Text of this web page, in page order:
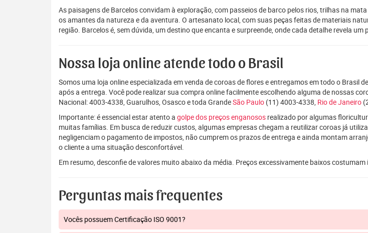
As paisagens de Barcelos convidam à exploração, com passeios de barco pelos rios, trilhas na
os amantes da natureza e da aventura. O artesanato local, com suas peças feitas de materiais
região. Barcelos é, sem dúvida, um destino que encanta e surpreende, onde cada detalhe revela
Nossa loja online atende todo o Brasil
Somos uma loja online especializada em venda de coroas de flores e entregamos em todo o
após a entrega. Você pode realizar sua compra online facilmente escolhendo alguma de nossas
Nacional: 4003-4338, Guarulhos, Osasco e toda GrandeSão Paulo (11) 4003-4338, Rio de Janeiro
Importante: é essencial estar atento a golpe dos preços enganosos realizado por algumas
muitas famílias. Em busca de reduzir custos, algumas empresas chegam a reutilizar coroas já
negligenciam o pagamento de impostos, não cumprem os prazos de entrega e ainda montam
o cliente a uma situação desconfortável.
Em resumo, desconfie de valores muito abaixo da média. Preços excessivamente baixos
Perguntas mais frequentes
Vocês possuem Certificação ISO 9001?